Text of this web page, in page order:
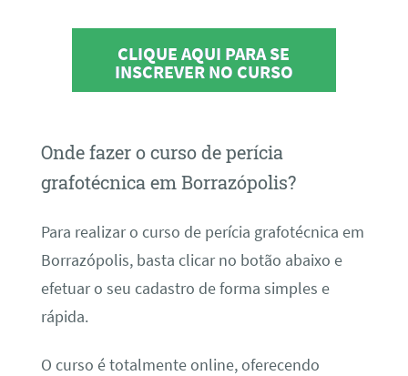
CLIQUE AQUI PARA SE
INSCREVER NO CURSO
Onde fazer o curso de perícia
grafotécnica em Borrazópolis?
Para realizar o curso de perícia grafotécnica em
Borrazópolis, basta clicar no botão abaixo e
efetuar o seu cadastro de forma simples e
rápida.
O curso é totalmente online, oferecendo